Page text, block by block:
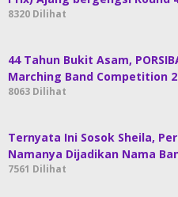
8320 Dilihat
44 Tahun Bukit Asam,
Marching Band Competition
8063 Dilihat
Ternyata Ini Sosok Sheila,
Namanya Dijadikan Nama
7561 Dilihat